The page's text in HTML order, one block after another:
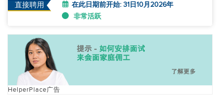
直接聘用
在此日期前开始: 31日10月2026年
非常活跃
HelperPlace广告